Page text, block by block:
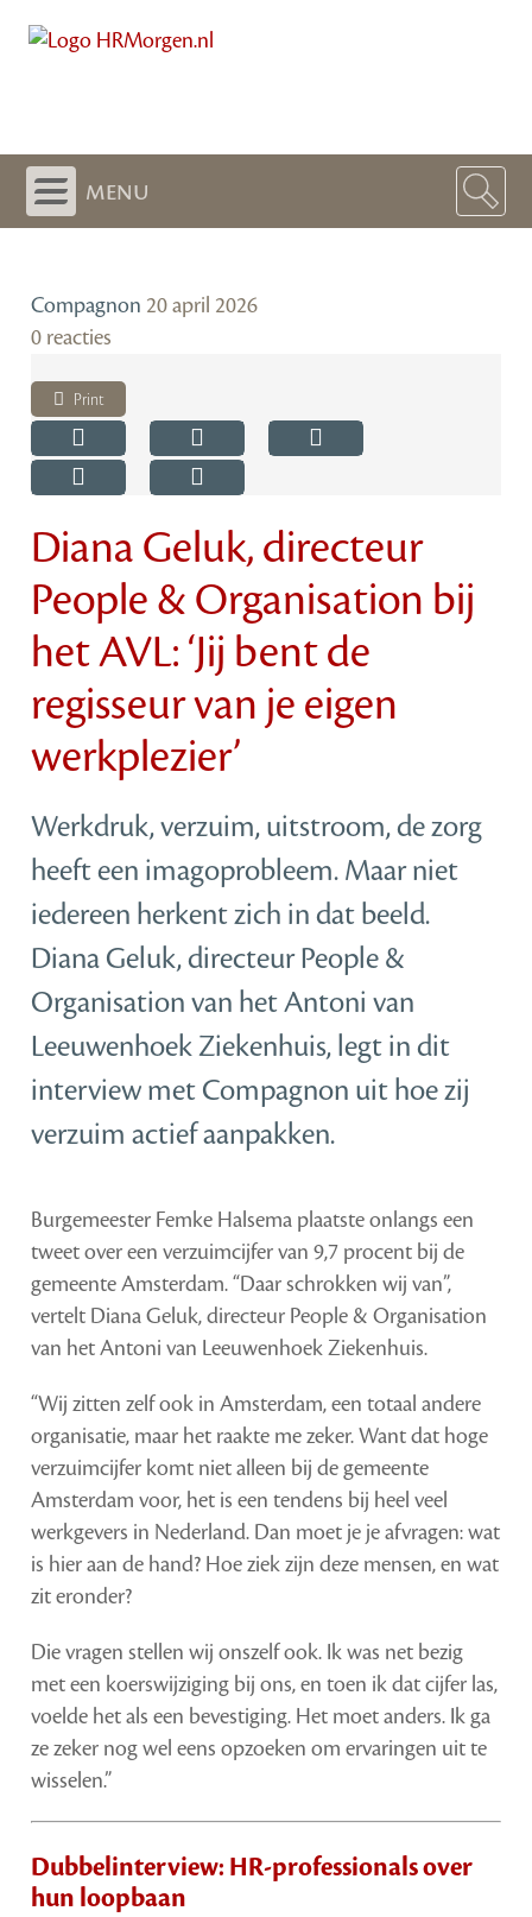
menu
Compagnon 20 april 2026
0 reacties
Print
Diana Geluk, directeur
People & Organisation bij
het AVL: ‘Jij bent de
regisseur van je eigen
werkplezier’
Werkdruk, verzuim, uitstroom, de zorg
heeft een imagoprobleem. Maar niet
iedereen herkent zich in dat beeld.
Diana Geluk, directeur People &
Organisation van het Antoni van
Leeuwenhoek Ziekenhuis, legt in dit
interview met Compagnon uit hoe zij
verzuim actief aanpakken.
Burgemeester Femke Halsema plaatste onlangs een
tweet over een verzuimcijfer van 9,7 procent bij de
gemeente Amsterdam. “Daar schrokken wij van”,
vertelt Diana Geluk, directeur People & Organisation
van het Antoni van Leeuwenhoek Ziekenhuis.
“Wij zitten zelf ook in Amsterdam, een totaal andere
organisatie, maar het raakte me zeker. Want dat hoge
verzuimcijfer komt niet alleen bij de gemeente
Amsterdam voor, het is een tendens bij heel veel
werkgevers in Nederland. Dan moet je je afvragen: wat
is hier aan de hand? Hoe ziek zijn deze mensen, en wat
zit eronder?
Die vragen stellen wij onszelf ook. Ik was net bezig
met een koerswijziging bij ons, en toen ik dat cijfer las,
voelde het als een bevestiging. Het moet anders. Ik ga
ze zeker nog wel eens opzoeken om ervaringen uit te
wisselen.”
Dubbelinterview: HR-professionals over
hun loopbaan